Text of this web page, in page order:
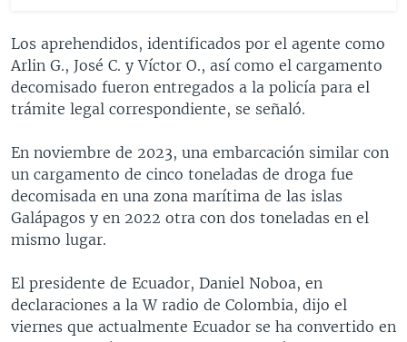
Los aprehendidos, identificados por el agente como
Arlin G., José C. y Víctor O., así como el cargamento
decomisado fueron entregados a la policía para el
trámite legal correspondiente, se señaló.
En noviembre de 2023, una embarcación similar con
un cargamento de cinco toneladas de droga fue
decomisada en una zona marítima de las islas
Galápagos y en 2022 otra con dos toneladas en el
mismo lugar.
El presidente de Ecuador, Daniel Noboa, en
declaraciones a la W radio de Colombia, dijo el
viernes que actualmente Ecuador se ha convertido en